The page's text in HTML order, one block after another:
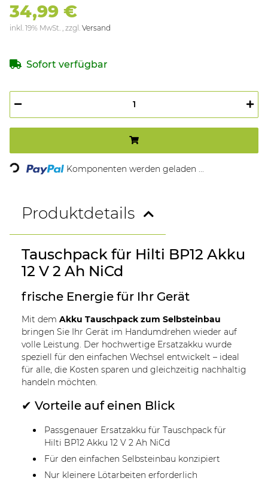
34,99 €
inkl. 19% MwSt. , zzgl. Versand
Sofort verfügbar
Loading... Komponenten werden geladen ...
Produktdetails
Tauschpack für Hilti BP12 Akku
12 V 2 Ah NiCd
frische Energie für Ihr Gerät
Mit dem Akku Tauschpack zum Selbsteinbau
bringen Sie Ihr Gerät im Handumdrehen wieder auf
volle Leistung. Der hochwertige Ersatzakku wurde
speziell für den einfachen Wechsel entwickelt – ideal
für alle, die Kosten sparen und gleichzeitig nachhaltig
handeln möchten.
✔ Vorteile auf einen Blick
Passgenauer Ersatzakku für Tauschpack für
Hilti BP12 Akku 12 V 2 Ah NiCd
Für den einfachen Selbsteinbau konzipiert
Nur kleinere Lötarbeiten erforderlich